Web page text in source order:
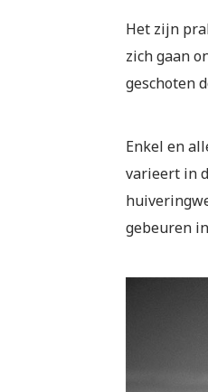
Het zijn
zich gaan
geschoten
Enkel en
varieert in
gebeuren